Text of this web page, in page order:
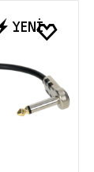
YENİ